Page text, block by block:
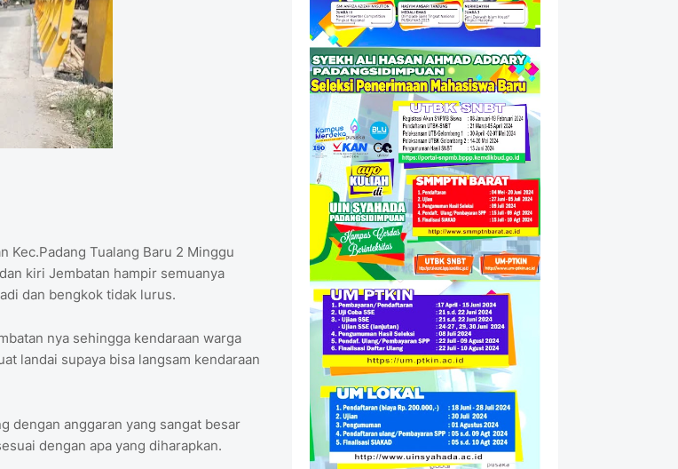
Kec.Padang Tualang Baru 2 Minggu
kiri Jembatan hampir semuanya
dan bengkok tidak lurus.
nya sehingga kendaraan warga
landai supaya bisa langsam kendaraan
dengan anggaran yang sangat besar
dengan apa yang diharapkan.